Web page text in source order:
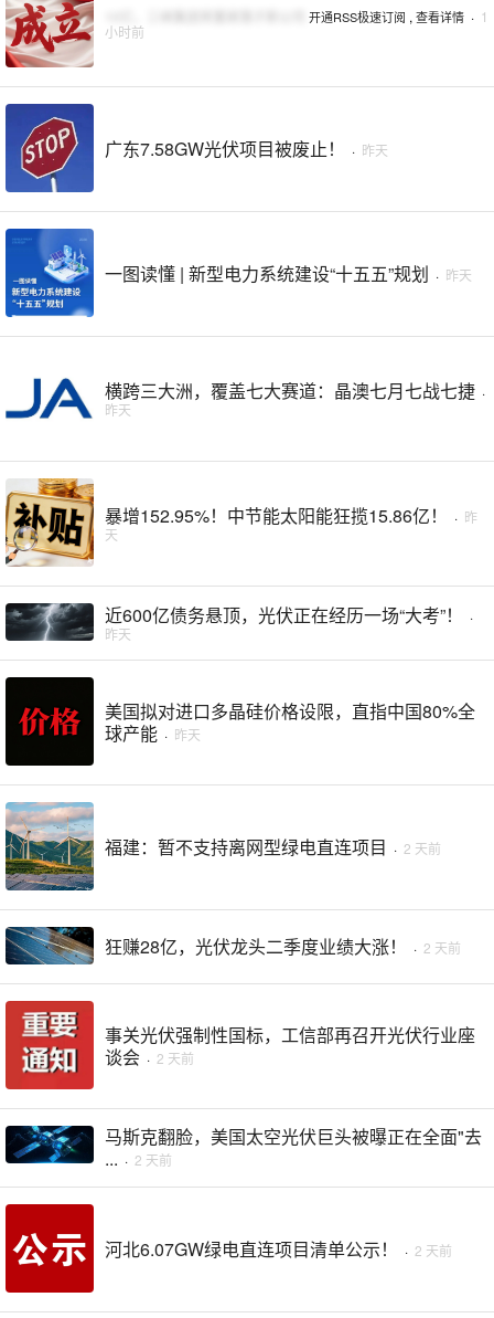
开通RSS极速订阅 , 查看详情 · 1
小时前
广东7.58GW光伏项目被废止！ · 昨天
一图读懂 | 新型电力系统建设“十五五”规划 · 昨天
横跨三大洲，覆盖七大赛道：晶澳七月七战七捷 ·
昨天
暴增152.95%！中节能太阳能狂揽15.86亿！ · 昨
天
近600亿债务悬顶，光伏正在经历一场“大考”！
·
昨天
美国拟对进口多晶硅价格设限，直指中国80%全
球产能 · 昨天
福建：暂不支持离网型绿电直连项目 · 2 天前
狂赚28亿，光伏龙头二季度业绩大涨！ · 2 天前
事关光伏强制性国标，工信部再召开光伏行业座
谈会 · 2 天前
马斯克翻脸，美国太空光伏巨头被曝正在全面"去
... · 2 天前
河北6.07GW绿电直连项目清单公示！ · 2 天前